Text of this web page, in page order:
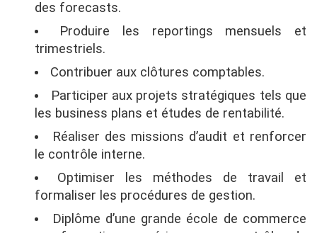
des forecasts.
Produire les reportings mensuels et
trimestriels.
Contribuer aux clôtures comptables.
Participer aux projets stratégiques tels que
les business plans et études de rentabilité.
Réaliser des missions d’audit et renforcer
le contrôle interne.
Optimiser les méthodes de travail et
formaliser les procédures de gestion.
Diplôme d’une grande école de commerce